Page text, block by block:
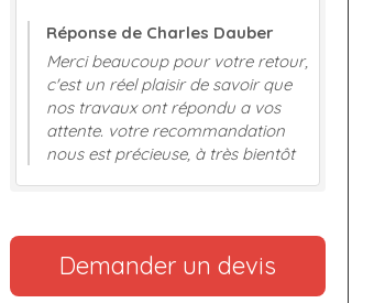
Réponse de Charles Dauber
Merci beaucoup pour votre retour,
c'est un réel plaisir de savoir que
nos travaux ont répondu a vos
attente. votre recommandation
nous est précieuse, à très bientôt
Demander un devis